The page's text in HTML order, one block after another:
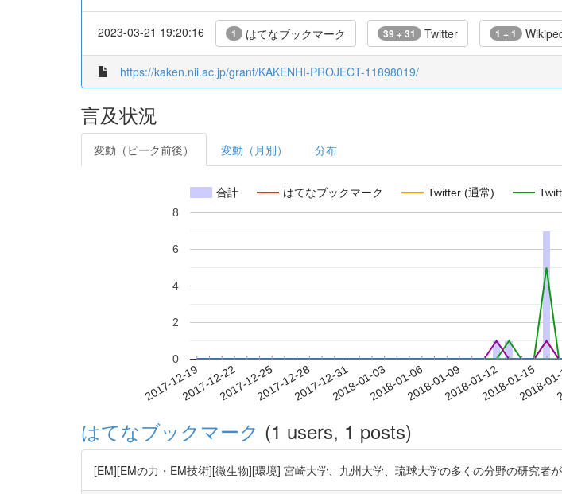
2023-03-21 19:20:16 1 はてなブックマーク 39 + 31 Twitter 1 + 1
https://kaken.nii.ac.jp/grant/KAKENHI-PROJECT-11898019/
言及状況
変動（ピーク前後） 変動（月別） 分布
合計 はてなブックマーク Twitter (通常)
2017-12-192017-12-222017-12-252017-12-282017-12-312018-01-032018-01-062018-01-092018-01-122018-01-15
2018-
0
2
4
6
8
はてなブックマーク (1 users, 1 posts)
[EM][EMの力・EM技術][微生物][環境] 宮崎大学、九州大学、琉球大学の多くの分野の研究者